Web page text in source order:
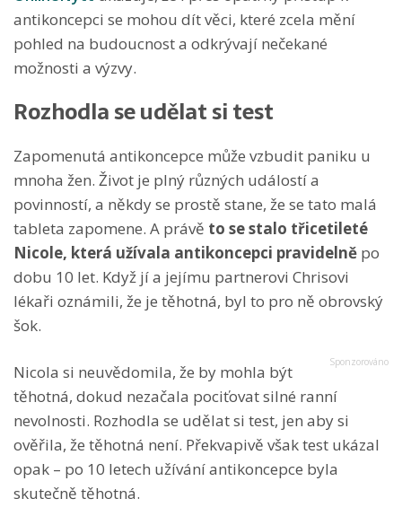
antikoncepci se mohou dít věci, které zcela mění
pohled na budoucnost a odkrývají nečekané
možnosti a výzvy.
Rozhodla se udělat si test
Zapomenutá antikoncepce může vzbudit paniku u
mnoha žen. Život je plný různých událostí a
povinností, a někdy se prostě stane, že se tato malá
tableta zapomene. A právě to se stalo třicetileté
Nicole, která užívala antikoncepci pravidelně po
dobu 10 let. Když jí a jejímu partnerovi Chrisovi
lékaři oznámili, že je těhotná, byl to pro ně obrovský
šok.
Nicola si neuvědomila, že by mohla být
těhotná, dokud nezačala pociťovat silné ranní
nevolnosti. Rozhodla se udělat si test, jen aby si
ověřila, že těhotná není. Překvapivě však test ukázal
opak – po 10 letech užívání antikoncepce byla
skutečně těhotná.